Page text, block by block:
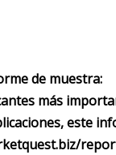
de muestra:
más
este